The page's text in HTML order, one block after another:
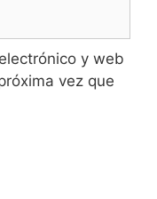
y web
vez que